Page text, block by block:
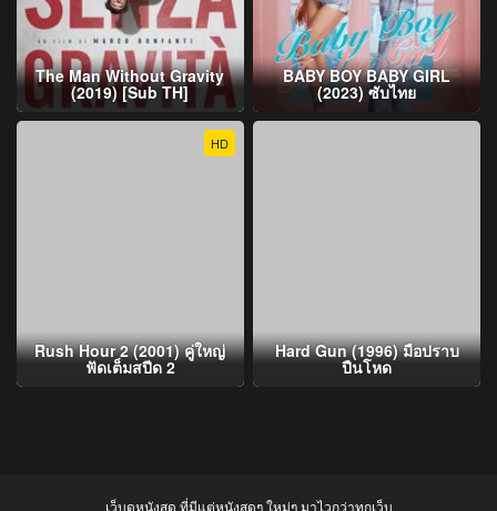
The Man Without Gravity
(2019) [Sub TH]
BABY BOY BABY GIRL
(2023) ซับไทย
HD
Rush Hour 2 (2001) คู่ใหญ่
ฟัดเต็มสปีด 2
Hard Gun (1996) มือปราบ
ปืนโหด
เว็บดูหนังสด ที่มีแต่หนังสดๆ ใหม่ๆ มาไวกว่าทุกเว็บ